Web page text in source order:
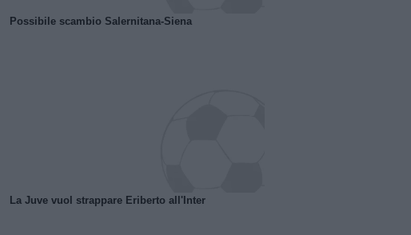
Possibile scambio Salernitana-Siena
La Juve vuol strappare Eriberto all'Inter